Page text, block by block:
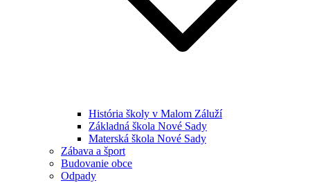
História školy v Malom Záluží
Základná škola Nové Sady
Materská škola Nové Sady
Zábava a šport
Budovanie obce
Odpady